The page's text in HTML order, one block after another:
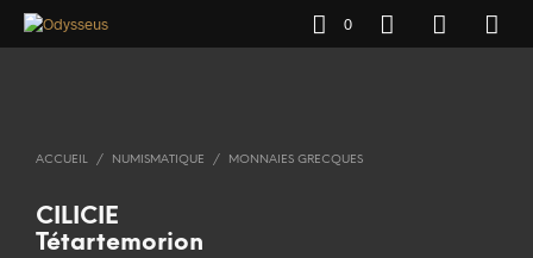
0
ACCUEIL / NUMISMATIQUE / MONNAIES GRECQUES
CILICIE
Tétartemorion